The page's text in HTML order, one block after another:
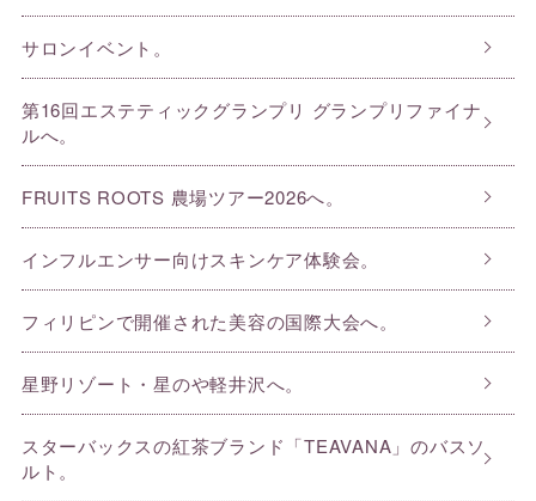
サロンイベント。
第16回エステティックグランプリ グランプリファイナ
ルへ。
FRUITS ROOTS 農場ツアー2026へ。
インフルエンサー向けスキンケア体験会。
フィリピンで開催された美容の国際大会へ。
星野リゾート・星のや軽井沢へ。
スターバックスの紅茶ブランド「TEAVANA」のバスソ
ルト。